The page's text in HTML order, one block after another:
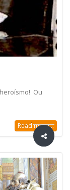
Ou
Read more...